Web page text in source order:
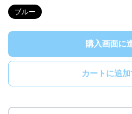
ブルー
購入画面に
カートに追加